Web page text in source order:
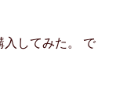
してみた。 で